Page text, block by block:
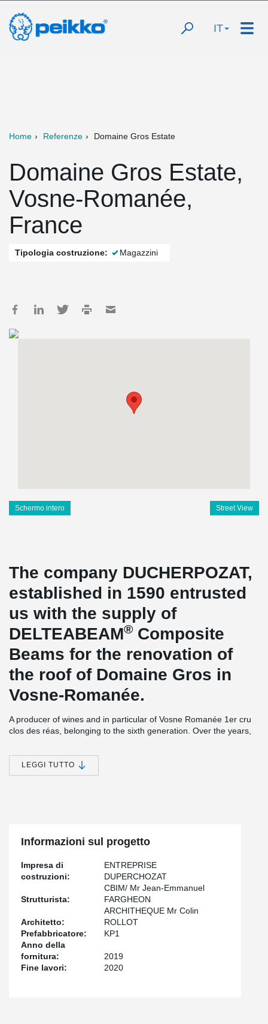
IT
Home Referenze Domaine Gros Estate
Domaine Gros Estate,
Vosne-Romanée,
France
Tipologia costruzione: Magazzini
Schermo intero Street View
The company DUCHERPOZAT,
established in 1590 entrusted
us with the supply of
DELTEABEAM® Composite
Beams for the renovation of
the roof of Domaine Gros in
Vosne-Romanée.
A producer of wines and in particular of Vosne Romanée 1er cru
clos des réas, belonging to the sixth generation. Over the years,
plantations.
The building site is located on the road of the Grands Crus of
The use of DELTABEAM® enabled a quick building process and
LEGGI TUTTO
Informazioni sul progetto
Impresa di
costruzioni:
ENTREPRISE
DUPERCHOZAT
Strutturista:
CBIM/ Mr Jean-Emmanuel
FARGHEON
Architetto:
ARCHITHEQUE Mr Colin
ROLLOT
Prefabbricatore:
KP1
Anno della
fornitura:
2019
Fine lavori:
2020